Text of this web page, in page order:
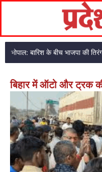
बिहार में ऑटो और ट्रक